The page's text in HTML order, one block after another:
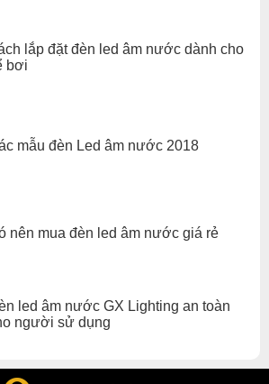
lắp đặt đèn led âm nước dành cho
bơi
mẫu đèn Led âm nước 2018
nên mua đèn led âm nước giá rẻ
led âm nước GX Lighting an toàn
người sử dụng